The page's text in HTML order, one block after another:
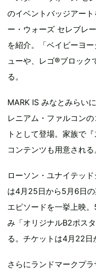
のイベントバッジアー
ー・ウォーズ セレブレ
を紹介。「ベイビーヨ
ューや、レゴ®ブロック
る。
MARK IS みなとみらい
レニアム・ファルコン
トとして登場。家族で
コンテンツも用意される
ローソン・ユナイテッ
は4月25日から5月6日
エピソードを一挙上映
み「オリジナルB2ポス
る。チケットは4月22日
さらにランドマークプ